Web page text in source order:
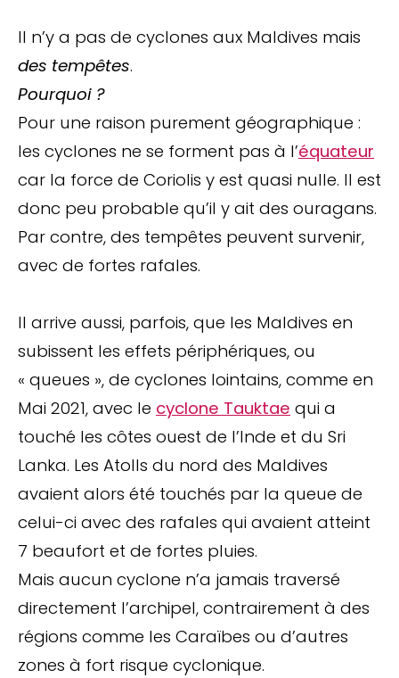
Il n’y a pas de cyclones aux Maldives mais
des tempêtes.
Pourquoi ?
Pour une raison purement géographique :
les cyclones ne se forment pas à l’équateur
car la force de Coriolis y est quasi nulle. Il est
donc peu probable qu’il y ait des ouragans.
Par contre, des tempêtes peuvent survenir,
avec de fortes rafales.
Il arrive aussi, parfois, que les Maldives en
subissent les effets périphériques, ou
« queues », de cyclones lointains, comme en
Mai 2021, avec le cyclone Tauktae qui a
touché les côtes ouest de l’Inde et du Sri
Lanka. Les Atolls du nord des Maldives
avaient alors été touchés par la queue de
celui-ci avec des rafales qui avaient atteint
7 beaufort et de fortes pluies.
Mais aucun cyclone n’a jamais traversé
directement l’archipel, contrairement à des
régions comme les Caraïbes ou d’autres
zones à fort risque cyclonique.